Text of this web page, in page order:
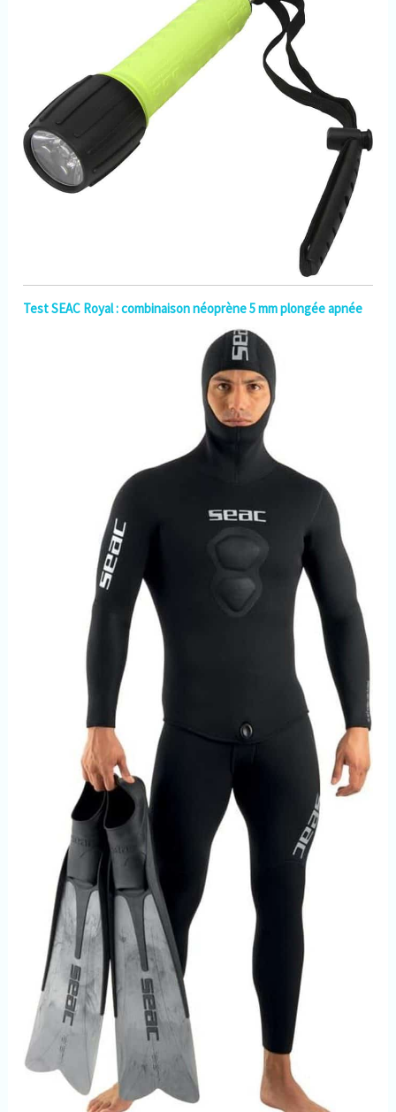
vérifiez votre consommation
d'air dans l'application
Suunto (par exemple en
utilisant le Suunto Tank POD)
et améliorez votre plongée
【La Plongée en Toute
Simplicité】Il peut afficher
clairement le temps sous
programmation des gaz et
connectez-vous à votre
pour partager vos aventures
sur votre PC avec le logiciel
Suunto DM5 La fonction de
localisation affiche chaque
plongée et aventure sur une
carte
Test SEAC Royal : combinaison néoprène 5 mm plongée apnée